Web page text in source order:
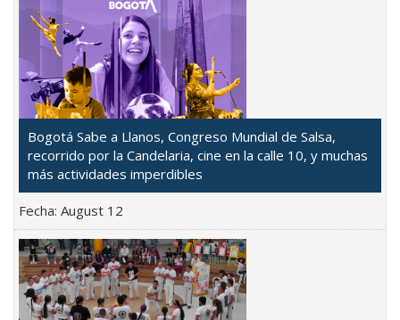
Bogotá Sabe a Llanos, Congreso Mundial de Salsa,
recorrido por la Candelaria, cine en la calle 10, y muchas
más actividades imperdibles
Fecha: August 12